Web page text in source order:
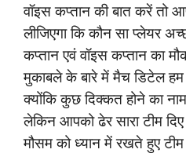
वॉइस कप्तान की बात करें
लीजिएगा कि कौन सा प्लेयर
कप्तान एवं वॉइस कप्तान का
मुकाबले के बारे में मैच डिटेल
क्योंकि कुछ दिक्कत होने का
लेकिन आपको ढेर सारा टीम दिए
मौसम को ध्यान में रखते हुए